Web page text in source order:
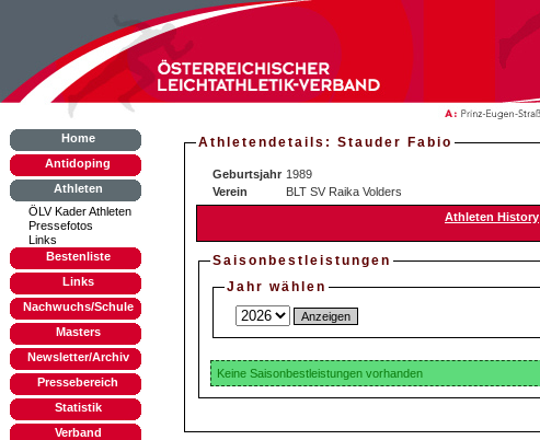
Home
Antidoping
Athleten
ÖLV Kader Athleten
Pressefotos
Links
Bestenliste
Links
Nachwuchs/Schule
Masters
Newsletter/Archiv
Pressebereich
Statistik
Verband
Athletendetails: Stauder Fabio
Geburtsjahr 1989
Verein
BLT SV Raika Volders
Athleten History
Saisonbestleistungen
Jahr wählen
Keine Saisonbestleistungen vorhanden